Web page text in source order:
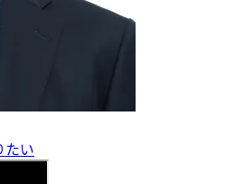
たい